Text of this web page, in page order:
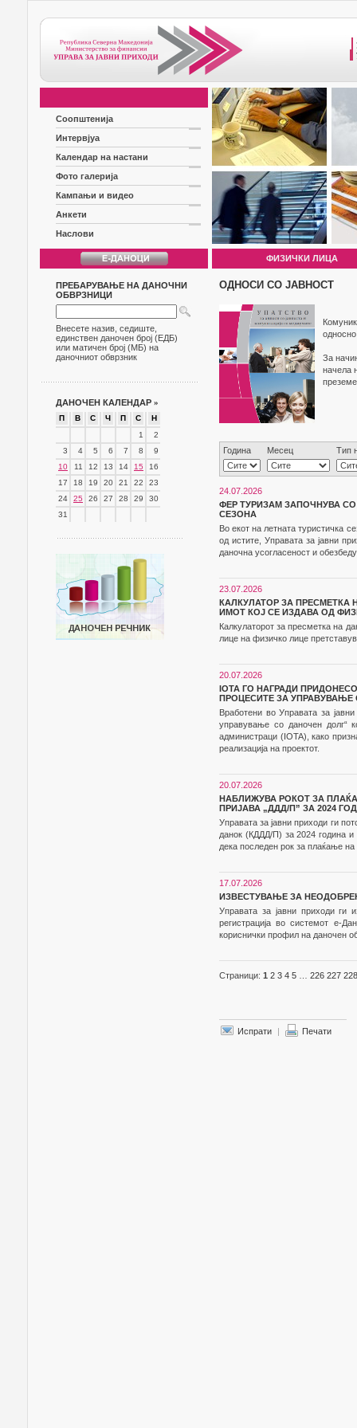
Соопштенија
Интервјуа
Календар на настани
Фото галерија
Кампањи и видео
Анкети
Наслови
ФИЗИЧКИ ЛИЦА
ПРЕБАРУВАЊЕ НА ДАНОЧНИ
ОБВРЗНИЦИ
Внесете назив, седиште,
единствен даночен број (ЕДБ)
или матичен број (МБ) на
даночниот обврзник
ДАНОЧЕН КАЛЕНДАР »
П В С Ч П С
Н
1
2
3
4 5 6 7 8
9
10
11 12 13 14 15
16
17
18 19 20 21 22
23
24
25 26 27 28 29
30
31
ОДНОСИ СО ЈАВНОСТ
За
начела
Година Месец Тип
24.07.2026
ФЕР ТУРИЗАМ ЗАПОЧНУВА
СЕЗОНА
Во екот на летната туристичка
од истите, Управата за јавни
даночна усогласеност и
23.07.2026
КАЛКУЛАТОР ЗА
ИМОТ КОЈ СЕ ИЗДАВА ОД
Калкулаторот за пресметка на
лице на физичко лице
20.07.2026
IOTA ГО НАГРАДИ
ПРОЦЕСИТЕ ЗА
Вработени во Управата за
управување со даночен долг“
администраци (IOTA), како
реализација на проектот.
20.07.2026
НАБЛИЖУВА РОКОТ ЗА
ПРИЈАВА „ДДД/П” ЗА 2024
Управата за јавни приходи ги
данок (КДДД/П) за 2024 година
дека последен рок за плаќање на
17.07.2026
ИЗВЕСТУВАЊЕ ЗА
Управата за јавни приходи ги
регистрација во системот е-
кориснички профил на даночен
Страници: 1 2 3 4 5 226 227 228
Испрати | Печати